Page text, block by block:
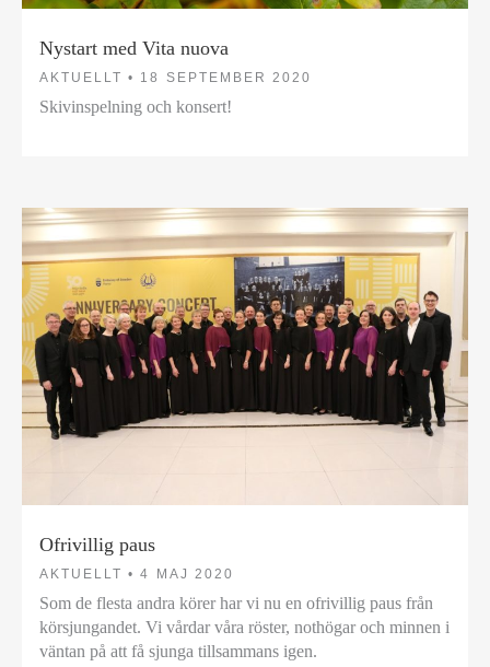
Nystart med Vita nuova
AKTUELLT • 18 SEPTEMBER 2020
Skivinspelning och konsert!
Ofrivillig paus
AKTUELLT • 4 MAJ 2020
Som de flesta andra körer har vi nu en ofrivillig paus från
körsjungandet. Vi vårdar våra röster, nothögar och minnen i
väntan på att få sjunga tillsammans igen.